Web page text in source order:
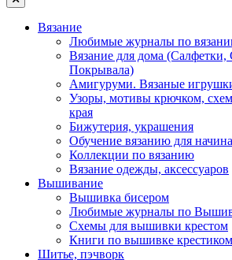
Вязание
Любимые журналы по
Вязание для дома
Покрывала)
Амигуруми. Вязаные
Узоры, мотивы крючком,
края
Бижутерия, украшения
Обучение вязанию для
Коллекции по вязанию
Вязание одежды, аксессуаров
Вышивание
Вышивка бисером
Любимые журналы по
Схемы для вышивки крестом
Книги по вышивке крестиком
Шитье, пэчворк